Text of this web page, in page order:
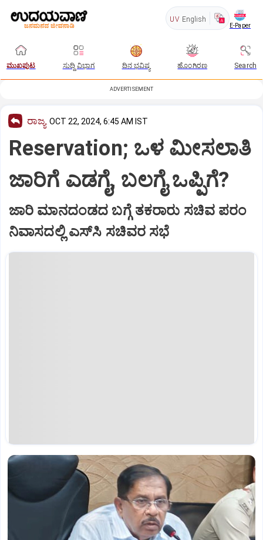
UV English
E-Paper
ಮುಖಪುಟ ಸುದ್ದಿ ವಿಭಾಗ ದಿನ ಭವಿಷ್ಯ ಹೊಂಗಿರಣ Search
ADVERTISEMENT
ರಾಜ್ಯ OCT 22, 2024, 6:45 AM IST
Reservation; ಒಳ ಮೀಸಲಾತಿ
ಜಾರಿಗೆ ಎಡಗೈ, ಬಲಗೈ ಒಪ್ಪಿಗೆ?
ಜಾರಿ ಮಾನದಂಡದ ಬಗ್ಗೆ ತಕರಾರು ಸಚಿವ ಪರಂ
ನಿವಾಸದಲ್ಲಿ ಎಸ್‌ಸಿ ಸಚಿವರ ಸಭೆ